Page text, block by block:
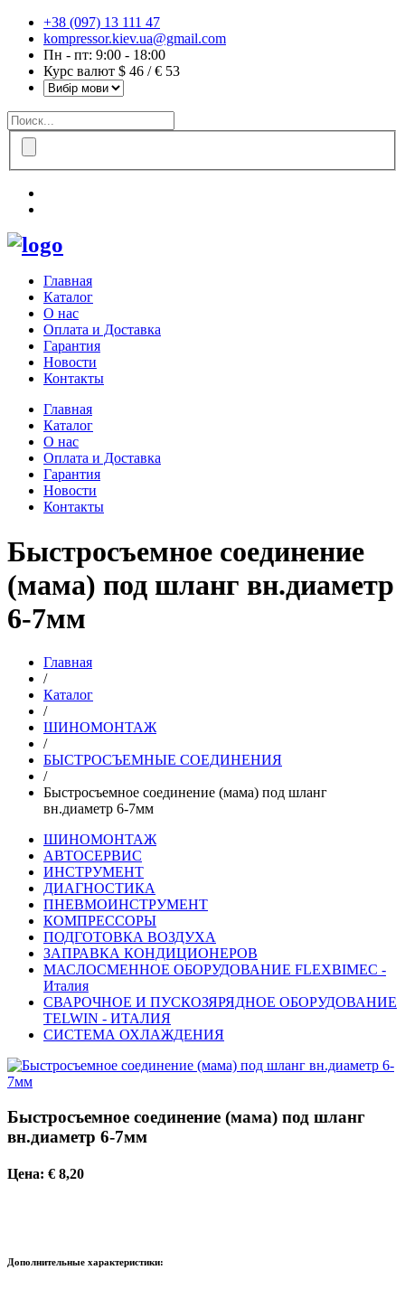
+38 (097) 13 111 47
kompressor.kiev.ua@gmail.com
Пн - пт: 9:00 - 18:00
Курс валют $ 46 / € 53
Главная
Каталог
О нас
Оплата и Доставка
Гарантия
Новости
Контакты
Главная
Каталог
О нас
Оплата и Доставка
Гарантия
Новости
Контакты
Быстросъемное соединение
(мама) под шланг вн.диаметр
6-7мм
Главная
/
Каталог
/
ШИНОМОНТАЖ
/
БЫСТРОСЪЕМНЫЕ СОЕДИНЕНИЯ
/
Быстросъемное соединение (мама) под шланг
вн.диаметр 6-7мм
ШИНОМОНТАЖ
АВТОСЕРВИС
ИНСТРУМЕНТ
ДИАГНОСТИКА
ПНЕВМОИНСТРУМЕНТ
КОМПРЕССОРЫ
ПОДГОТОВКА ВОЗДУХА
ЗАПРАВКА КОНДИЦИОНЕРОВ
МАСЛОСМЕННОЕ ОБОРУДОВАНИЕ FLEXBIMEC -
Италия
СВАРОЧНОЕ И ПУСКОЗЯРЯДНОЕ ОБОРУДОВАНИЕ
TELWIN - ИТАЛИЯ
СИСТЕМА ОХЛАЖДЕНИЯ
Быстросъемное соединение (мама) под шланг
вн.диаметр 6-7мм
Цена: € 8,20
Дополнительные характеристики: